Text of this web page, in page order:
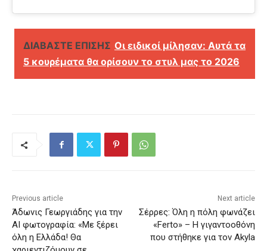
ΔΙΑΒΑΣΤΕ ΕΠΙΣΗΣ Οι ειδικοί μίλησαν: Αυτά τα
5 κουρέματα θα ορίσουν το στυλ μας το 2026
Previous article
Άδωνις Γεωργιάδης για την
ΑΙ φωτογραφία: «Με ξέρει
όλη η Ελλάδα! Θα
Next article
Σέρρες: Όλη η πόλη φωνάζει
«Ferto» – Η γιγαντοοθόνη
που στήθηκε για τον Akyla